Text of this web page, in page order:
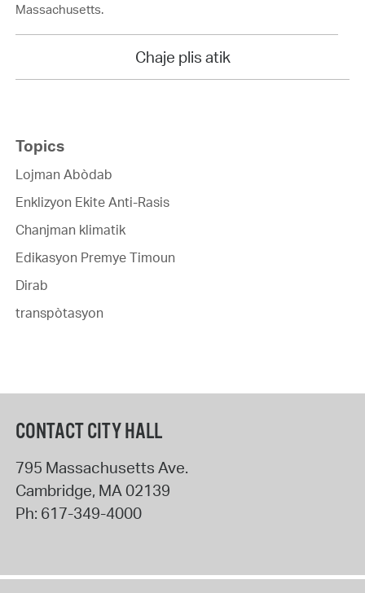
Massachusetts.
Chaje plis atik
Topics
Lojman Abòdab
Enklizyon Ekite Anti-Rasis
Chanjman klimatik
Edikasyon Premye Timoun
Dirab
transpòtasyon
CONTACT CITY HALL
795 Massachusetts Ave.
Cambridge, MA02139
Ph: 617-349-4000